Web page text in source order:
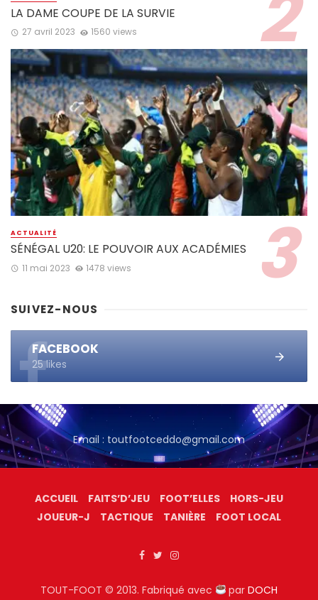
LA DAME COUPE DE LA SURVIE
27 avril 2023 1560 views
ACTUALITÉ
SÉNÉGAL U20: LE POUVOIR AUX ACADÉMIES
11 mai 2023 1478 views
SUIVEZ-NOUS
FACEBOOK
25 likes
Email : toutfootceddo@gmail.com
ACCUEIL FAITS’D’JEU FOOT’ELLES
HORS-JEU
JOUEUR-J
TACTIQUE TANIÈRE FOOT LOCAL
TOUT-FOOT © 2013. Fabriqué avec parDOCH